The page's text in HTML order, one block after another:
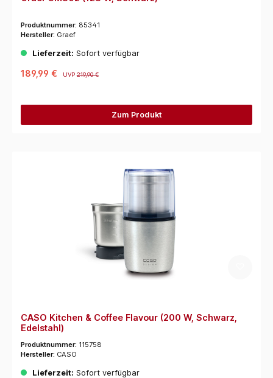
Produktnummer: 85341
Hersteller: Graef
Lieferzeit: Sofort verfügbar
189,99 € UVP219,90 €
Zum Produkt
CASO Kitchen & Coffee Flavour (200 W, Schwarz,
Edelstahl)
Produktnummer: 115758
Hersteller: CASO
Lieferzeit: Sofort verfügbar